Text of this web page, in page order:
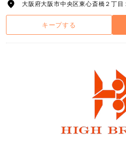
キープする